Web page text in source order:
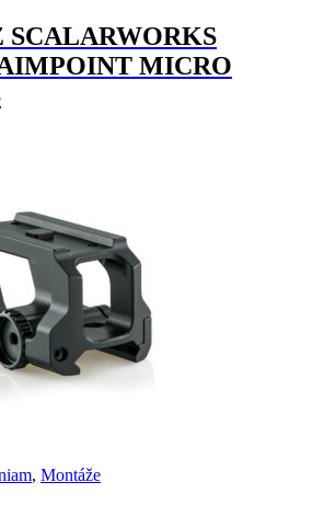
MICRO
, Montáže